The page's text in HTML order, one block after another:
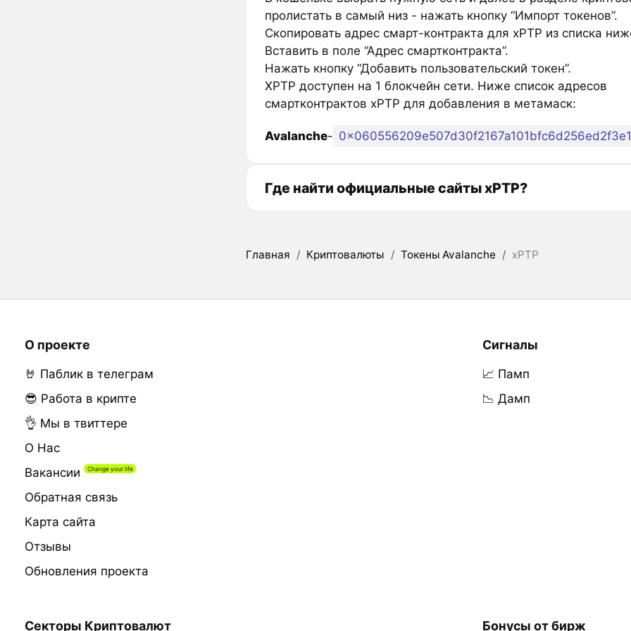
пролистать в самый низ - нажать кнопку “Импорт токенов”.
Скопировать адрес смарт-контракта для xPTP из списка
Вставить в поле “Адрес смартконтракта”.
Нажать кнопку “Добавить пользовательский токен”.
XPTP доступен на 1 блокчейн сети. Ниже список адресов
смартконтрактов xPTP для добавления в метамаск:
Avalanche- 0x060556209e507d30f2167a101bfc6d256ed2f3e1
Где найти официальные сайты xPTP?
Главная / Криптовалюты / Токены Avalanche / xPTP
О проекте
🤘 Паблик в телеграм
😎 Работа в крипте
👌 Мы в твиттере
О Нас
Вакансии
Обратная связь
Карта сайта
Отзывы
Обновления проекта
Сигналы
📈 Памп
📉 Дамп
Секторы Криптовалют Бонусы от бирж